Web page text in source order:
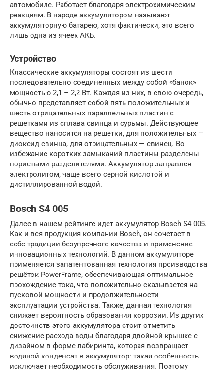
автомобиле. Работает благодаря электрохимическим
реакциям. В народе аккумулятором называют
аккумуляторную батарею, хотя фактически, это всего
лишь одна из ячеек АКБ.
Устройство
Классические аккумуляторы состоят из шести
последовательно соединенных между собой «банок»
мощностью 2,1 – 2,2 Вт. Каждая из них, в свою очередь,
обычно представляет собой пять положительных и
шесть отрицательных параллельных пластин с
решетками из сплава свинца и сурьмы. Действующее
вещество наносится на решетки, для положительных —
диоксид свинца, для отрицательных — свинец. Во
избежание коротких замыканий пластины разделены
пористыми разделителями. Аккумулятор заправлен
электролитом, чаще всего серной кислотой и
дистиллированной водой.
Bosch S4 005
Далее в нашем рейтинге идет аккумулятор Bosch S4 005.
Как и вся продукция компании Bosch, он сочетает в
себе традиции безупречного качества и применение
инновационных технологий. В данном аккумуляторе
применяется запатентованная технология производства
решёток PowerFrame, обеспечивающая оптимальное
прохождение тока, что положительно сказывается на
пусковой мощности и продолжительности
эксплуатации устройства. Также, данная технология
снижает вероятность образования коррозии. Из других
достоинств этого аккумулятора стоит отметить
снижение расхода воды благодаря двойной крышке с
дизайном в форме лабиринта, которая возвращает
водяной конденсат в аккумулятор: такая особенность
исключает необходимость обслуживания. Поэтому